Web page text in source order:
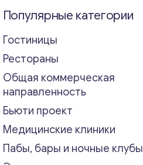
Популярные категории
Гостиницы
Рестораны
Общая коммерческая
направленность
Бьюти проект
Медицинские клиники
Пабы, бары и ночные клубы